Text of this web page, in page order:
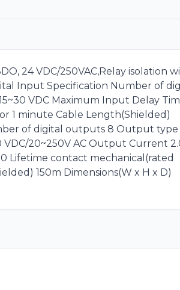
24 VDC/250VAC,Relay isolation
Input Specification Number of
VDC Maximum Input Delay
1 minute Cable Length(Shielded)
of digital outputs 8 Output type
20~250V AC Output Current
Lifetime contact mechanical(rated
150m Dimensions(W x H x D)